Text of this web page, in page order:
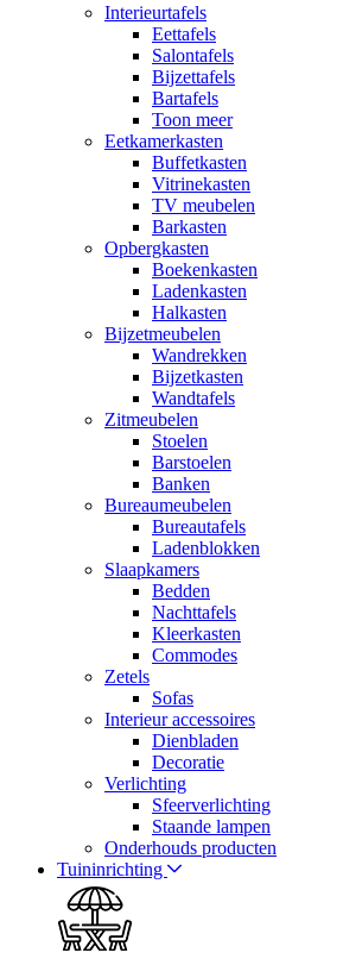
Interieurtafels
Eettafels
Salontafels
Bijzettafels
Bartafels
Toon meer
Eetkamerkasten
Buffetkasten
Vitrinekasten
TV meubelen
Barkasten
Opbergkasten
Boekenkasten
Ladenkasten
Halkasten
Bijzetmeubelen
Wandrekken
Bijzetkasten
Wandtafels
Zitmeubelen
Stoelen
Barstoelen
Banken
Bureaumeubelen
Bureautafels
Ladenblokken
Slaapkamers
Bedden
Nachttafels
Kleerkasten
Commodes
Zetels
Sofas
Interieur accessoires
Dienbladen
Decoratie
Verlichting
Sfeerverlichting
Staande lampen
Onderhouds producten
Tuininrichting